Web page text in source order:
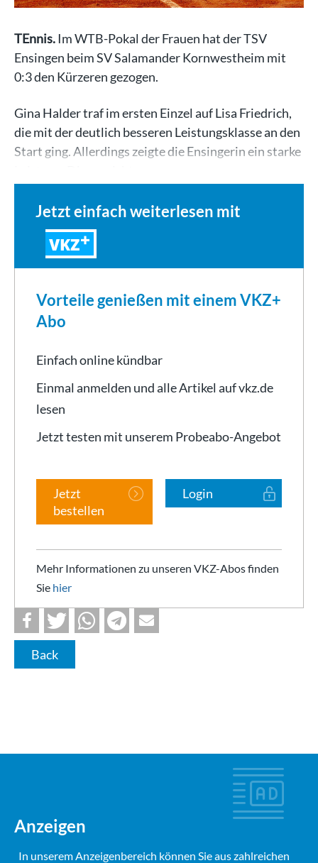
TEnnis.Im WTB-Pokal der Frauen hat der TSV
Ensingen beim SV Salamander Kornwestheim mit
0:3 den Kürzeren gezogen.
Gina Halder traf im ersten Einzel auf Lisa Friedrich,
die mit der deutlich besseren Leistungsklasse an den
Start ging. Allerdings zeigte die Ensingerin ein starke
Jetzt einfach weiterlesen mit
VKZ
Vorteile genießen mit einem VKZ+
Abo
Einfach online kündbar
Einmal anmelden und alle Artikel auf vkz.de
lesen
Jetzt testen mit unserem Probeabo-Angebot
Jetzt
bestellen
Login
Mehr Informationen zu unseren VKZ-Abos finden
Sie hier
Back
Anzeigen
In unserem Anzeigenbereich können Sie aus zahlreichen